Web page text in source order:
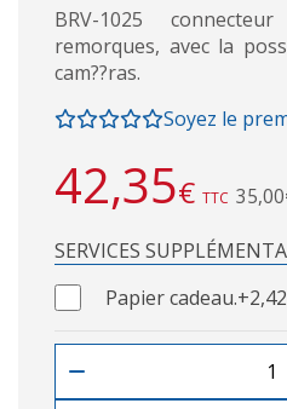
BRV-1025
remorques, avec la
cam??ras.
Soyez le
42,35€ TTC
SERVICES
Papier cadeau.